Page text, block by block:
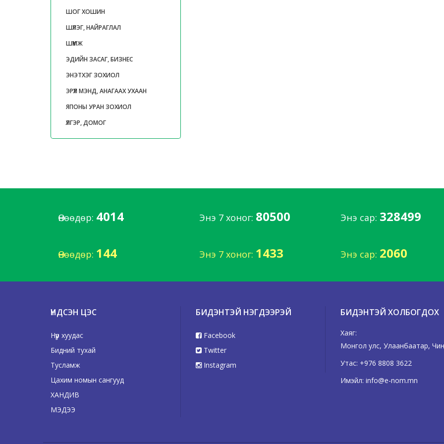
ШОГ ХОШИН
ШҮЛЭГ, НАЙРАГЛАЛ
ШҮҮМЖ
ЭДИЙН ЗАСАГ, БИЗНЕС
ЭНЭТХЭГ ЗОХИОЛ
ЭРҮҮЛ МЭНД, АНАГААХ УХААН
ЯПОНЫ УРАН ЗОХИОЛ
ҮЛГЭР, ДОМОГ
Өнөөдөр: 4014 Энэ 7 хоног: 80500 Энэ сар: 328499
Өнөөдөр: 144 Энэ 7 хоног: 1433 Энэ сар: 2060
ҮНДСЭН ЦЭС
Нүүр хуудас
Бидний тухай
Тусламж
Цахим номын сангууд
ХАНДИВ
МЭДЭЭ
БИДЭНТЭЙ НЭГДЭЭРЭЙ
Facebook
Twitter
Instagram
БИДЭНТЭЙ ХОЛБОГДОХ
Хаяг:
Монгол улс, Улаанбаатар,
Утас: +976 8808 3622
Имэйл: info@e-nom.mn